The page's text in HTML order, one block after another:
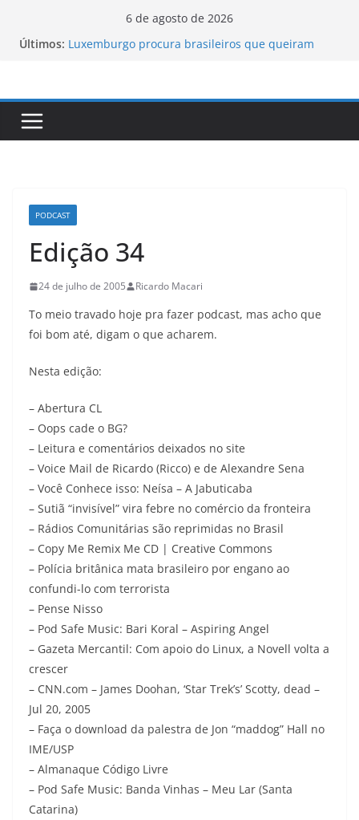
6 de agosto de 2026
Últimos: Luxemburgo procura brasileiros que queiram
Luxemburgo e Canadá assinam protocolo sobre a
PODCAST
Edição 34
24 de julho de 2005 Ricardo Macari
To meio travado hoje pra fazer podcast, mas acho que
foi bom até, digam o que acharem.
Nesta edição:
– Abertura CL
– Oops cade o BG?
– Leitura e comentários deixados no site
– Voice Mail de Ricardo (Ricco) e de Alexandre Sena
– Você Conhece isso: Neísa – A Jabuticaba
– Sutiã “invisível” vira febre no comércio da fronteira
– Rádios Comunitárias são reprimidas no Brasil
– Copy Me Remix Me CD | Creative Commons
– Polícia britânica mata brasileiro por engano ao
confundi-lo com terrorista
– Pense Nisso
– Pod Safe Music: Bari Koral – Aspiring Angel
– Gazeta Mercantil: Com apoio do Linux, a Novell volta a
crescer
– CNN.com – James Doohan, ‘Star Trek’s’ Scotty, dead –
Jul 20, 2005
– Faça o download da palestra de Jon “maddog” Hall no
IME/USP
– Almanaque Código Livre
– Pod Safe Music: Banda Vinhas – Meu Lar (Santa
Catarina)